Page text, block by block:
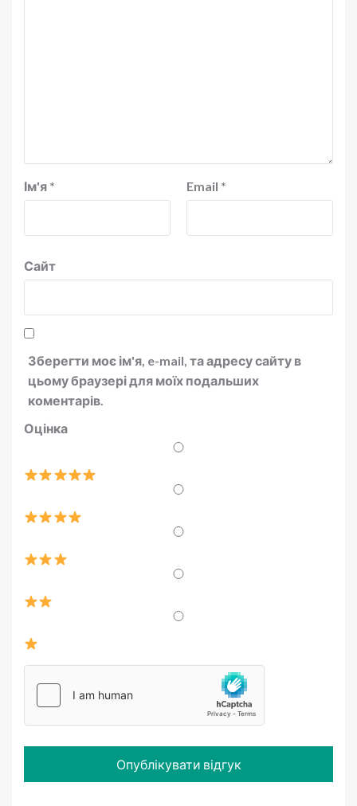
Ім'я * Email *
Сайт
Зберегти моє ім'я, e-mail, та адресу сайту в
цьому браузері для моїх подальших
коментарів.
Оцінка